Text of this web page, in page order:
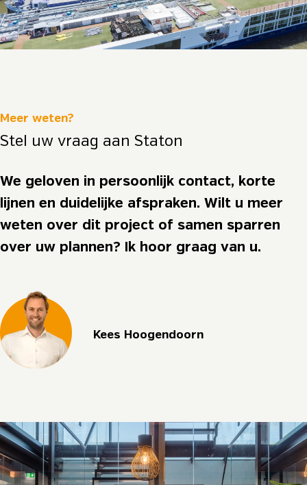
Meer weten?
Stel uw vraag aan Staton
We geloven in persoonlijk contact, korte
lijnen en duidelijke afspraken. Wilt u meer
weten over dit project of samen sparren
over uw plannen? Ik hoor graag van u.
Kees Hoogendoorn